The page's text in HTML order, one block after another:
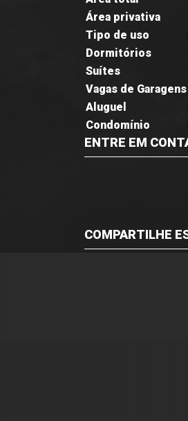
Área privativa
Tipo de uso
Dormitórios
Suítes
Vagas de Garagens
Aluguel
Condomínio
ENTRE EM
COMPARTILHE